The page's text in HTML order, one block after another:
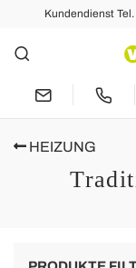
Kundendienst
HEIZUNG